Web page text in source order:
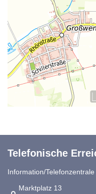
Telefonische
Information/Telefonzentrale
Link zur Google-Maps
Marktplatz 13